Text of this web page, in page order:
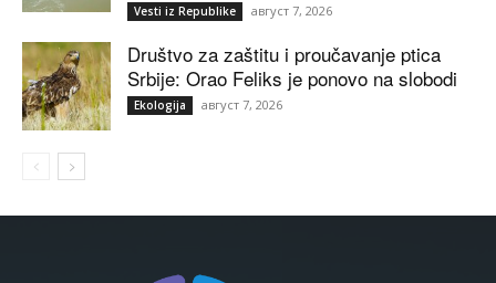
Vesti iz Republike август 7, 2026
Društvo za zaštitu i proučavanje ptica
Srbije: Orao Feliks je ponovo na slobodi
Ekologija август 7, 2026